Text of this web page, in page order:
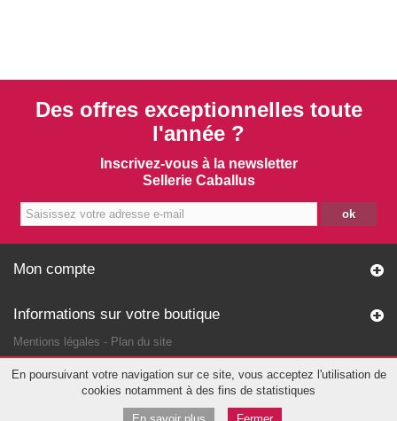
Des offres exceptionnelles toute
l'année ?
Inscrivez-vous à la newsletter
Sellerie Caballus
ok
Mon compte
Informations sur votre boutique
Mentions légales - Plan du site
En poursuivant votre navigation sur ce site, vous acceptez l'utilisation de
cookies notamment à des fins de statistiques